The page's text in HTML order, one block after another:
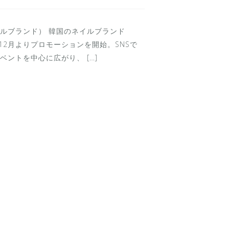
ブランド） 韓国のネイルブランド
月よりプロモーションを開始。SNSで
ントを中心に広がり、 […]